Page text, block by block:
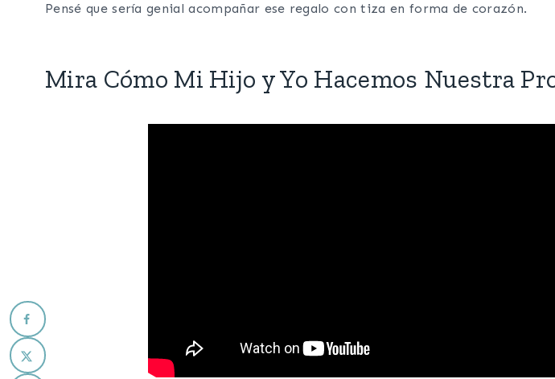
Pensé que sería genial acompañar ese regalo con tiza en forma de corazón.
Mira Cómo Mi Hijo y Yo Hacemos Nuestra